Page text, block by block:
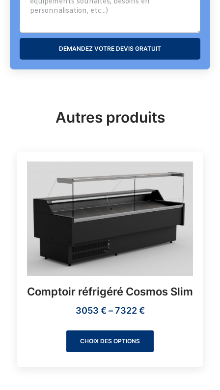
DEMANDEZ VOTRE DEVIS GRATUIT
Autres produits
Comptoir réfrigéré Cosmos Slim
3053 € –7322€
CHOIX DES OPTIONS